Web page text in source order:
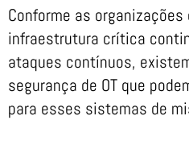
Conforme as
infraestrutura crítica
ataques contínuos,
segurança de OT que
para esses sistemas de